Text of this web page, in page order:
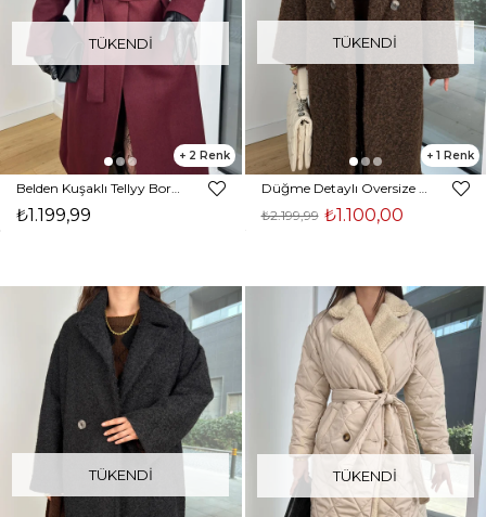
TÜKENDI
2
Belden Kuşaklı Tellyy Bordo Kadın Kaşe Kaban 25K423
₺1.199,99
TÜKENDI
1
Düğme Detaylı Oversize Yeslane Kahve Kadın Uzun Kaban 25K367
₺1.100,00
₺2.199,99
TÜKENDI TÜKENDI